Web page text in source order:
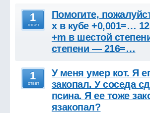
1
ответ
Помогите,
x в кубе +0,001=…
+m в шестой
степени — 216=…
1
ответ
У меня умер кот. Я
закопал. У соседа
псина. Я ее тоже
язакопал?